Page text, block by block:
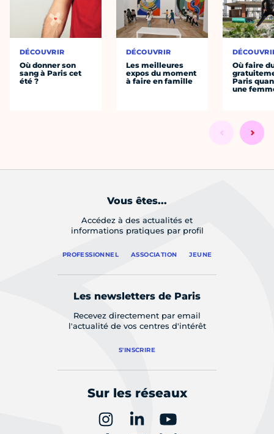
DÉCOUVRIR
Où donner son
sang à Paris cet
été ?
DÉCOUVRIR
Les meilleures
expos du moment
à faire en famille
Où faire
Paris
une
Vous êtes...
Accédez à des actualités et
informations pratiques par profil
PROFESSIONNEL ASSOCIATION JEUNE
Les newsletters de Paris
Recevez directement par email
l'actualité de vos centres d'intérêt
S'INSCRIRE
Sur les réseaux